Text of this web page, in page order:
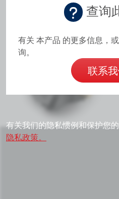
查询
有关 本产品 的更多信息，
询。
联系我
有关我们的隐私惯例和保护您
隐私政策。